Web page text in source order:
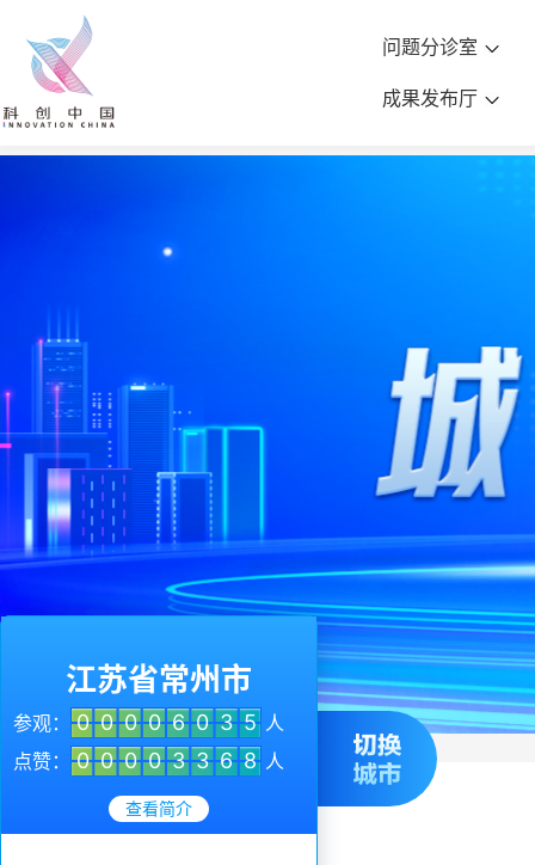
问题分诊室
成果发布厅
江苏省常州市
参观： 0 0 0 0 6 0 3 5 人
点赞：
0 0 0 0 3 3 6 8 人
查看简介